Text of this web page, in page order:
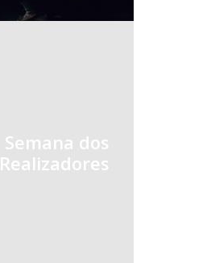
Semana dos
Realizadores